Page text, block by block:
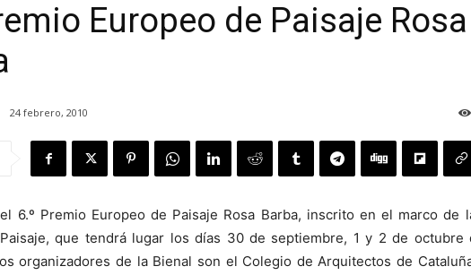
Europeo de Paisaje Rosa
24 febrero, 2010
6.º Premio Europeo de Paisaje Rosa Barba, inscrito en el marco de
que tendrá lugar los días 30 de septiembre, 1 y 2 de octubre
organizadores de la Bienal son el Colegio de Arquitectos de